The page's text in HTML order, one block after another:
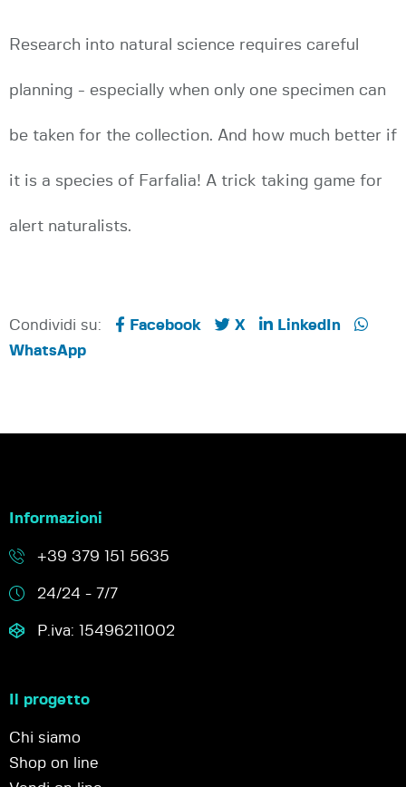
Research into natural science requires careful
planning - especially when only one specimen can
be taken for the collection. And how much better if
it is a species of Farfalia! A trick taking game for
alert naturalists.
Condividi su: Facebook X
LinkedIn
WhatsApp
Informazioni
+39 379 151 5635
24/24 - 7/7
P.iva: 15496211002
Il progetto
Chi siamo
Shop on line